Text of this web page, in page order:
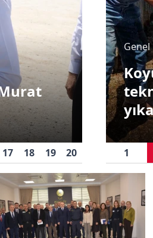
Genel
Yeni
17 18 19 20
etmişti:
umre
oluyor
Genel
1